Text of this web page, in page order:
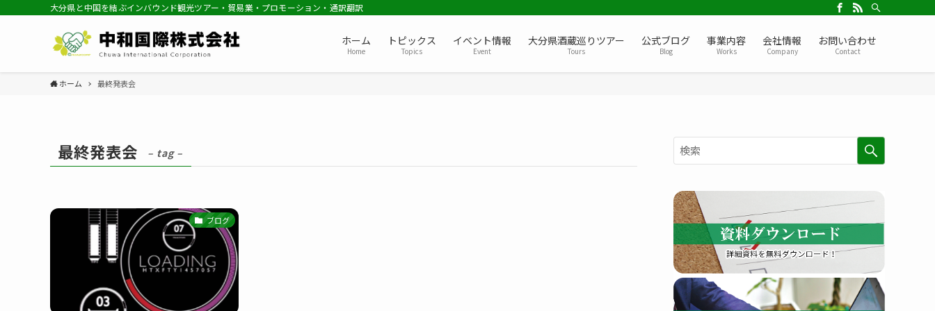
大分県と中国を結ぶインバウンド観光ツアー・貿易業・プロモーション・通訳翻訳
ホーム
Home
トピックス
Topics
イベント情報
Event
大分県酒蔵巡りツアー
Tours
公式ブログ
Blog
事業内容
Works
会社情報
Company
お問い合わせ
Contact
ホーム 最終発表会
最終発表会 – tag –
ブログ
索